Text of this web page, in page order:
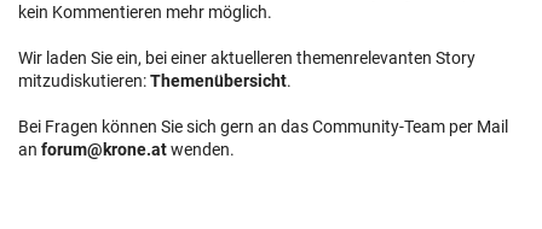
kein Kommentieren mehr möglich.
Wir laden Sie ein, bei einer aktuelleren themenrelevanten Story
mitzudiskutieren:Themenübersicht.
Bei Fragen können Sie sich gern an das Community-Team per Mail
an forum@krone.atwenden.